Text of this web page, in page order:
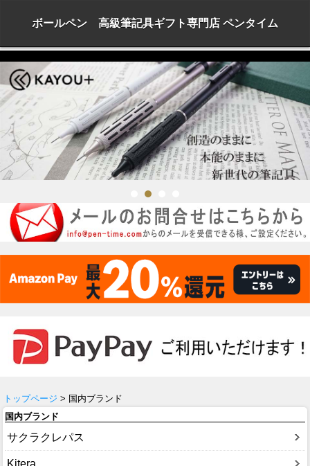
ボールペン 高級筆記具ギフト専門店 ペンタイム
トップページ > 国内ブランド
国内ブランド
サクラクレパス